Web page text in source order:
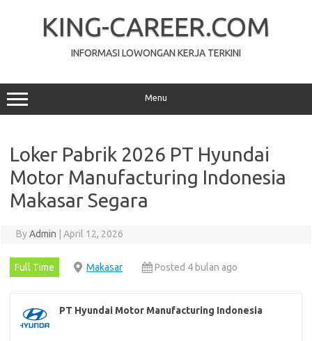
KING-CAREER.COM
INFORMASI LOWONGAN KERJA TERKINI
Menu
Loker Pabrik 2026 PT Hyundai
Motor Manufacturing Indonesia
Makasar Segara
ByAdmin April 12, 2026
Full Time Makasar Posted 4 bulan ago
PT Hyundai Motor Manufacturing Indonesia